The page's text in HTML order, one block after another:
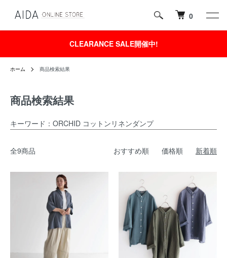
0
CLEARANCE SALE開催中!
ホーム 商品検索結果
商品検索結果
キーワード：ORCHID コットンリネンダンプ
全9商品 おすすめ順 価格順 新着順